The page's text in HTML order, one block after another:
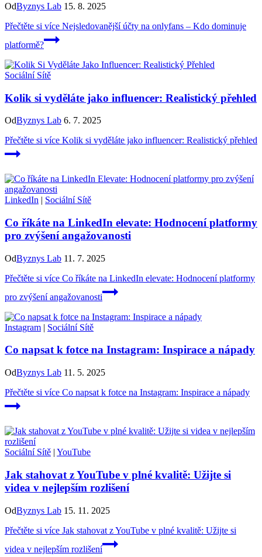
OdByznys Lab 15. 8. 2025
Přečtěte si více Nejsledovanější účty na onlyfans – Kdo dominuje
platformě?
Sociální Sítě
Kolik si vyděláte jako influencer: Realistický přehled
OdByznys Lab 6. 7. 2025
Přečtěte si více Kolik si vyděláte jako influencer: Realistický přehled
LinkedIn | Sociální Sítě
Co říkáte na LinkedIn elevate: Hodnocení platformy
pro zvýšení angažovanosti
OdByznys Lab 11. 7. 2025
Přečtěte si více Co říkáte na LinkedIn elevate: Hodnocení platformy
pro zvýšení angažovanosti
Instagram | Sociální Sítě
Co napsat k fotce na Instagram: Inspirace a nápady
OdByznys Lab 11. 5. 2025
Přečtěte si více Co napsat k fotce na Instagram: Inspirace a nápady
Sociální Sítě | YouTube
Jak stahovat z YouTube v plné kvalitě: Užijte si
videa v nejlepším rozlišení
OdByznys Lab 15. 11. 2025
Přečtěte si více Jak stahovat z YouTube v plné kvalitě: Užijte si
videa v nejlepším rozlišení